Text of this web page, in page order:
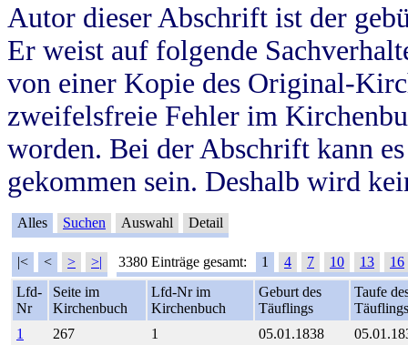
Autor dieser Abschrift ist der
Er weist auf folgende
von einer Kopie des Original-
zweifelsfreie Fehler im
worden. Bei der Abschrift kann
gekommen sein. Deshalb wird
Alles Suchen Auswahl Detail
|< < > >| 3380 Einträge gesamt: 1 4 7 10 13
16
Lfd-
Nr
Seite im
Kirchenbuch
Lfd-Nr im
Kirchenbuch
Geburt des
Täuflings
Taufe
Täuflings
1
267 1 05.01.1838